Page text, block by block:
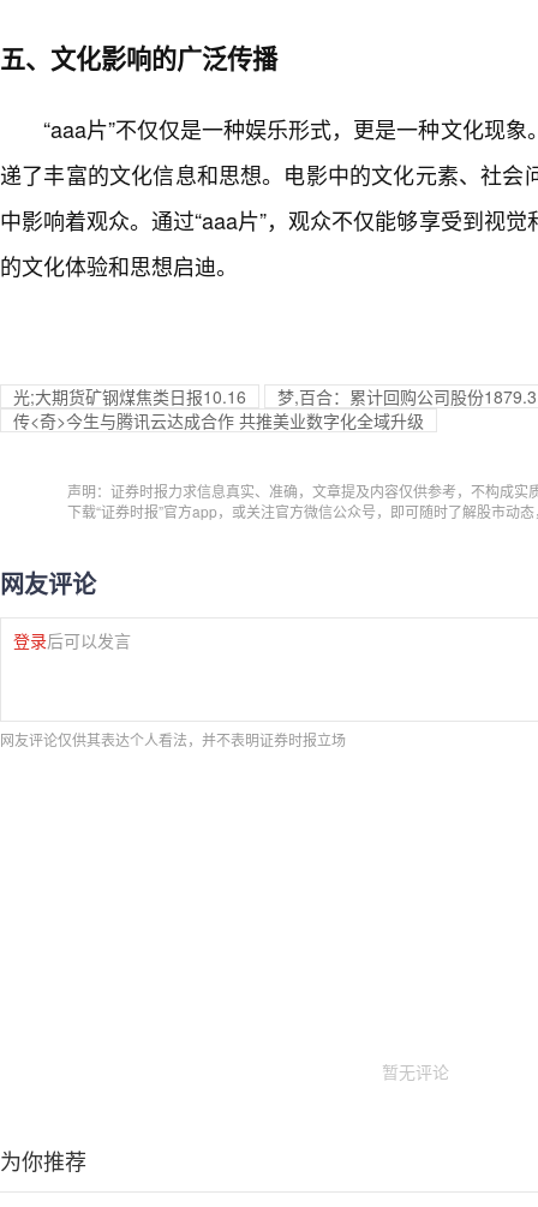
五、文化影响的广泛传播
“aaa片”不仅仅是一种娱乐形式，更是一种文化现
递了丰富的文化信息和思想。电影中的文化元素、社会
中影响着观众。通过“aaa片”，观众不仅能够享受到视
的文化体验和思想启迪。
光;大期货矿钢煤焦类日报10.16
梦,百合：累计回购公司股份
传<奇>今生与腾讯云达成合作 共推美业数字化全域升级
声明：证券时报力求信息真实、准确，文章提及内容仅供参考，不构成实
下载“证券时报”官方app，或关注官方微信公众号，即可随时了解股市动
网友评论
登录后可以发言
网友评论仅供其表达个人看法，并不表明证券时报立场
暂无评论
为你推荐